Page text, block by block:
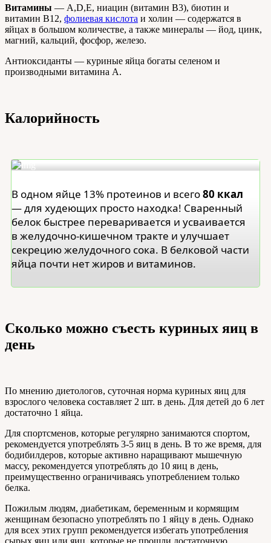
Витамины — А,D,Е, ниацин (витамин В3), биотин и
витамин В12, фолиевая кислота и холин — содержатся в
яйцах в большом количестве, а также минералы — йод, цинк,
магний, кальций, фосфор, железо.
Антиоксиданты — куриные яйца богаты селеном и
производными витамина А.
Калорийность
В одном яйце 13% протеинов и всего80 ккал
— для худеющих просто находка! Сваренный
белок быстрее переваривается и усваивается
в желудочно-кишечном тракте и улучшает
секрецию желудочного сока. В белковой части
яйца почти нет жиров и витаминов.
Сколько можно съесть куриных яиц в
день
По мнению диетологов, суточная норма куриных яиц для
взрослого человека составляет 2 шт. в день. Для детей до 6 лет
достаточно 1 яйца.
Для спортсменов, которые регулярно занимаются спортом,
рекомендуется употреблять 3-5 яиц в день. В то же время, для
бодибилдеров, которые активно наращивают мышечную
массу, рекомендуется употреблять до 10 яиц в день,
преимущественно ограничиваясь употреблением только
белка.
Пожилым людям, диабетикам, беременным и кормящим
женщинам безопасно употреблять по 1 яйцу в день. Однако
для всех этих групп рекомендуется избегать употребления
сырых яиц или яиц, которые не прошли достаточную